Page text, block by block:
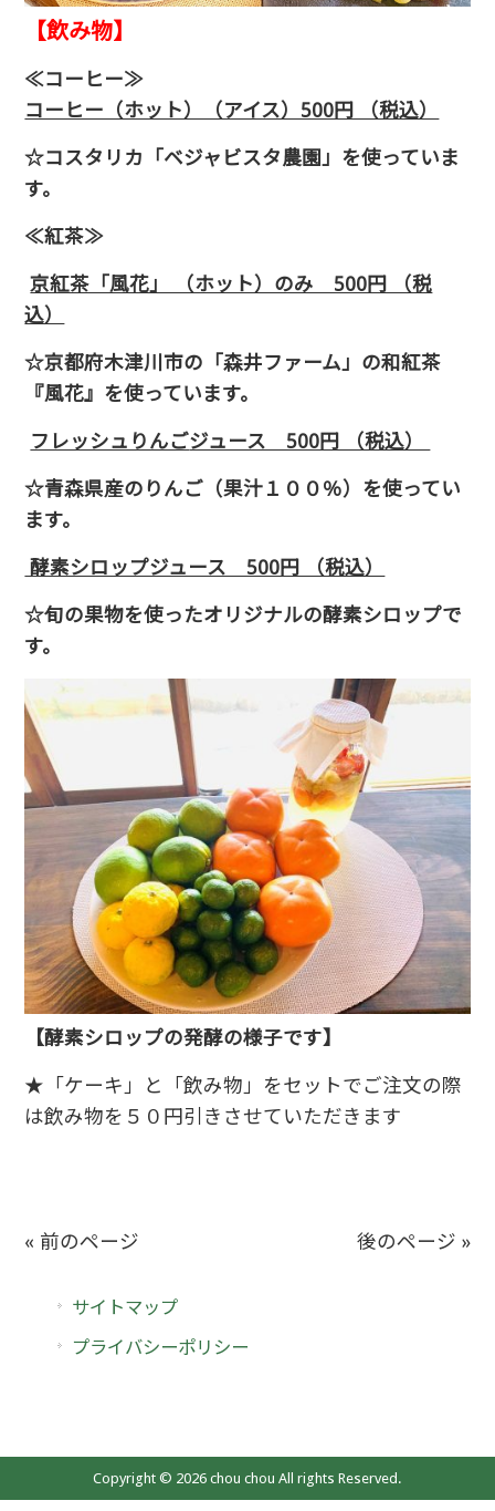
【飲み物】
≪コーヒー≫
コーヒー（ホット）（アイス）500円 （税込）
☆コスタリカ「ベジャビスタ農園」を使っていま
す。
≪紅茶≫
京紅茶「風花」 （ホット）のみ 500円 （税
込）
☆京都府木津川市の「森井ファーム」の和紅茶
『風花』を使っています。
フレッシュりんごジュース 500円 （税込）
☆青森県産のりんご（果汁１００％）を使ってい
ます。
酵素シロップジュース 500円 （税込）
☆旬の果物を使ったオリジナルの酵素シロップで
す。
【酵素シロップの発酵の様子です】
★「ケーキ」と「飲み物」をセットでご注文の際
は飲み物を５０円引きさせていただきます
« 前のページ 後のページ »
サイトマップ
プライバシーポリシー
Copyright © 2026 chou chou All rights Reserved.